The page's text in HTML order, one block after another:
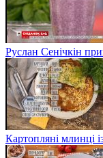
Руслан Сенічкін
Картопляні млинці